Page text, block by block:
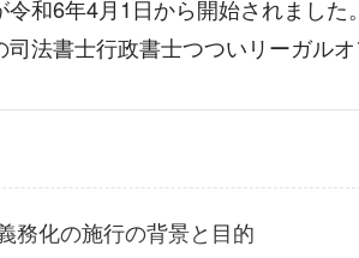
和6年4月1日から開始されまし
法書士行政書士つついリーガルオ
務化の施行の背景と目的